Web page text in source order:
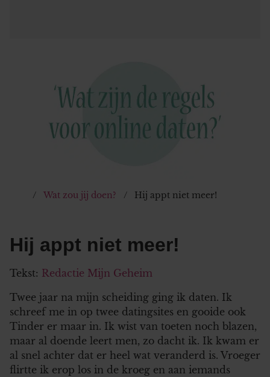
Wat zou jij doen? Hij appt niet meer!
Hij appt niet meer!
Tekst: Redactie Mijn Geheim
Twee jaar na mijn scheiding ging ik daten. Ik
schreef me in op twee datingsites en gooide ook
Tinder er maar in. Ik wist van toeten noch blazen,
maar al doende leert men, zo dacht ik. Ik kwam er
al snel achter dat er heel wat veranderd is. Vroeger
flirtte ik erop los in de kroeg en aan iemands